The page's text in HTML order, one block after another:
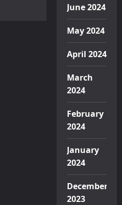
June 2024
May 2024
April 2024
March
2024
February
2024
January
2024
December
2023